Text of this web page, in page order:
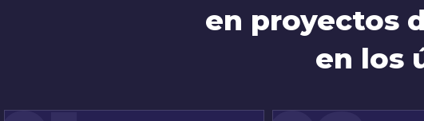
en proyectos
en los